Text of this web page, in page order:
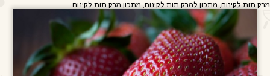
מרק תות לקינוח, מתכון למרק תות לקינוח, מתכון מרק תות לקינוח